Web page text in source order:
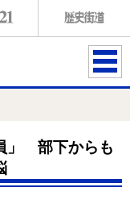
ME
」 部下からも